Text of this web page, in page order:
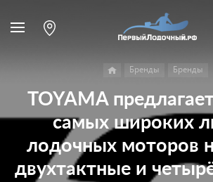
Бренды Бренды
TOYAMA
самых широких
лодочных моторов
двухтактные и